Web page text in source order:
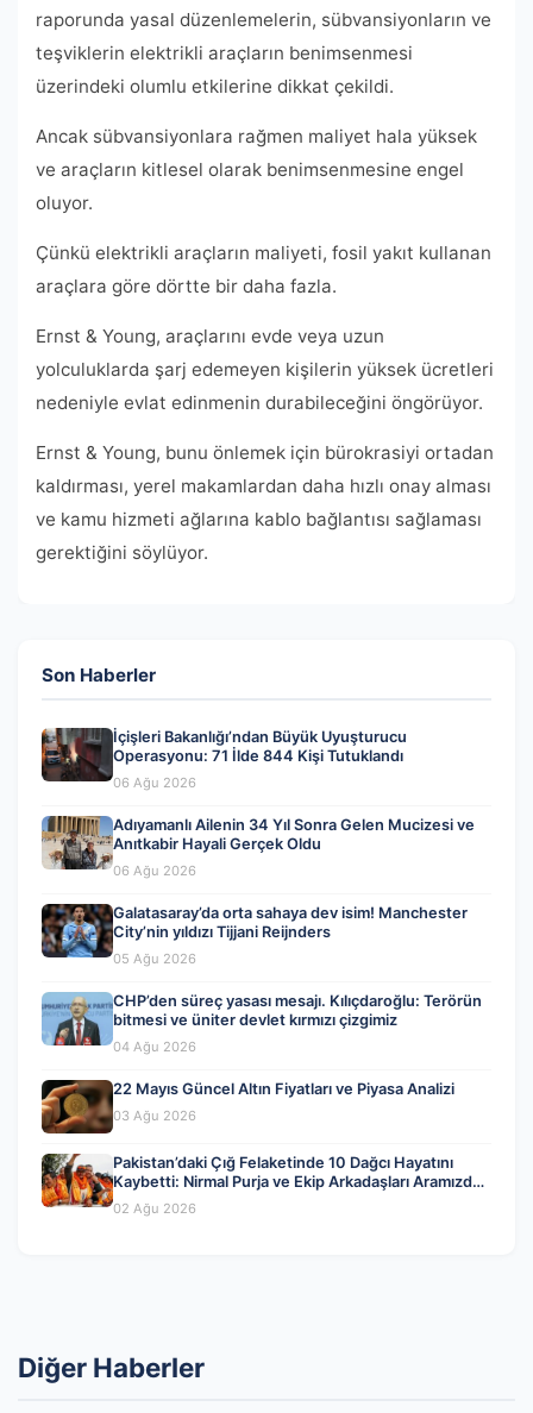
raporunda yasal düzenlemelerin, sübvansiyonların ve
teşviklerin elektrikli araçların benimsenmesi
üzerindeki olumlu etkilerine dikkat çekildi.
Ancak sübvansiyonlara rağmen maliyet hala yüksek
ve araçların kitlesel olarak benimsenmesine engel
oluyor.
Çünkü elektrikli araçların maliyeti, fosil yakıt kullanan
araçlara göre dörtte bir daha fazla.
Ernst & Young, araçlarını evde veya uzun
yolculuklarda şarj edemeyen kişilerin yüksek ücretleri
nedeniyle evlat edinmenin durabileceğini öngörüyor.
Ernst & Young, bunu önlemek için bürokrasiyi ortadan
kaldırması, yerel makamlardan daha hızlı onay alması
ve kamu hizmeti ağlarına kablo bağlantısı sağlaması
gerektiğini söylüyor.
Son Haberler
İçişleri Bakanlığı’ndan Büyük Uyuşturucu
Operasyonu: 71 İlde 844 Kişi Tutuklandı
06 Ağu 2026
Adıyamanlı Ailenin 34 Yıl Sonra Gelen Mucizesi ve
Anıtkabir Hayali Gerçek Oldu
06 Ağu 2026
Galatasaray’da orta sahaya dev isim! Manchester
City’nin yıldızı Tijjani Reijnders
05 Ağu 2026
CHP’den süreç yasası mesajı. Kılıçdaroğlu: Terörün
bitmesi ve üniter devlet kırmızı çizgimiz
04 Ağu 2026
22 Mayıs Güncel Altın Fiyatları ve Piyasa Analizi
03 Ağu 2026
Pakistan’daki Çığ Felaketinde 10 Dağcı Hayatını
Kaybetti: Nirmal Purja ve Ekip Arkadaşları Aramızdan
Ayrıldı
02 Ağu 2026
Diğer Haberler